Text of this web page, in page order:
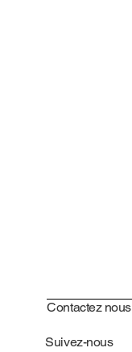
Contactez nous
Suivez-nous